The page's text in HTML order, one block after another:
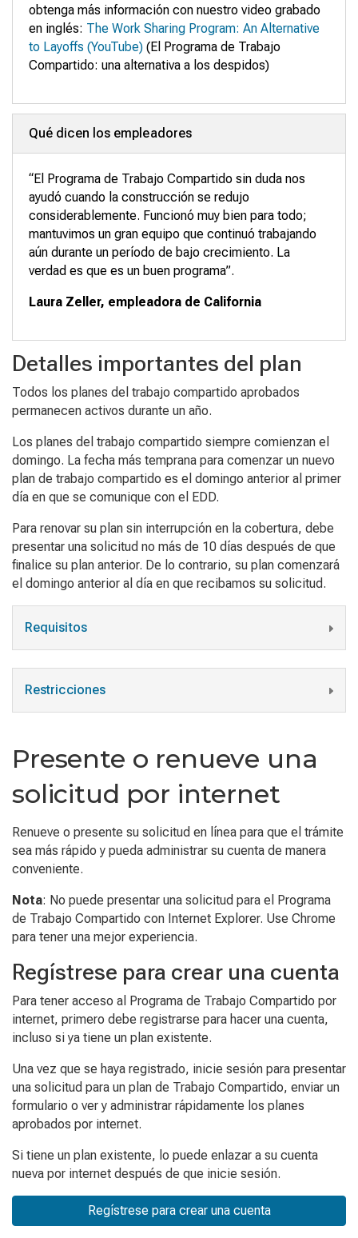
obtenga más información con nuestro video grabado
en inglés: The Work Sharing Program: An Alternative
to Layoffs (YouTube) (El Programa de Trabajo
Compartido: una alternativa a los despidos)
Qué dicen los empleadores
“El Programa de Trabajo Compartido sin duda nos
ayudó cuando la construcción se redujo
considerablemente. Funcionó muy bien para todo;
mantuvimos un gran equipo que continuó trabajando
aún durante un período de bajo crecimiento. La
verdad es que es un buen programa”.
Laura Zeller, empleadora de California
Detalles importantes del plan
Todos los planes del trabajo compartido aprobados
permanecen activos durante un año.
Los planes del trabajo compartido siempre comienzan el
domingo. La fecha más temprana para comenzar un nuevo
plan de trabajo compartido es el domingo anterior al primer
día en que se comunique con el EDD.
Para renovar su plan sin interrupción en la cobertura, debe
presentar una solicitud no más de 10 días después de que
finalice su plan anterior. De lo contrario, su plan comenzará
el domingo anterior al día en que recibamos su solicitud.
Requisitos
Restricciones
Presente o renueve una
solicitud por internet
Renueve o presente su solicitud en línea para que el trámite
sea más rápido y pueda administrar su cuenta de manera
conveniente.
Nota: No puede presentar una solicitud para el Programa
de Trabajo Compartido con Internet Explorer. Use Chrome
para tener una mejor experiencia.
Regístrese para crear una cuenta
Para tener acceso al Programa de Trabajo Compartido por
internet, primero debe registrarse para hacer una cuenta,
incluso si ya tiene un plan existente.
Una vez que se haya registrado, inicie sesión para presentar
una solicitud para un plan de Trabajo Compartido, enviar un
formulario o ver y administrar rápidamente los planes
aprobados por internet.
Si tiene un plan existente, lo puede enlazar a su cuenta
nueva por internet después de que inicie sesión.
Regístrese para crear una cuenta